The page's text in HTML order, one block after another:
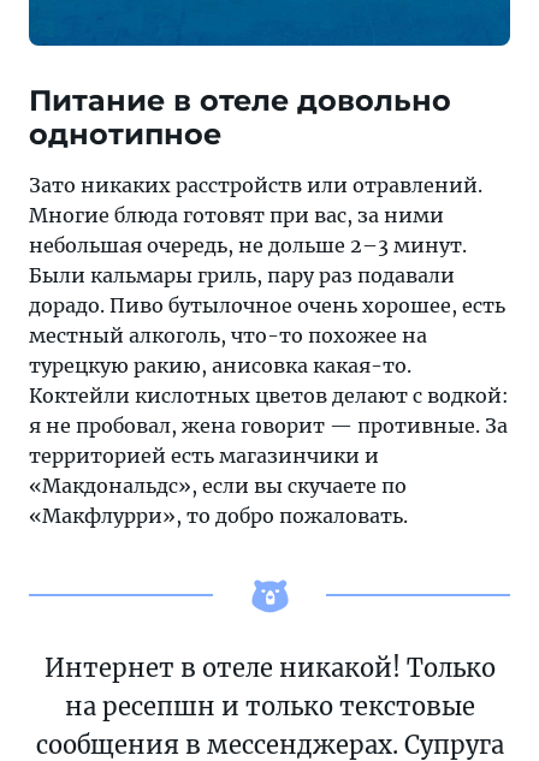
Питание в отеле довольно
однотипное
Зато никаких расстройств или отравлений.
Многие блюда готовят при вас, за ними
небольшая очередь, не дольше 2–3 минут.
Были кальмары гриль, пару раз подавали
дорадо. Пиво бутылочное очень хорошее, есть
местный алкоголь, что-то похожее на
турецкую ракию, анисовка какая-то.
Коктейли кислотных цветов делают с водкой:
я не пробовал, жена говорит — противные. За
территорией есть магазинчики и
«Макдональдс», если вы скучаете по
«Макфлурри», то добро пожаловать.
Интернет в отеле никакой! Только
на ресепшн и только текстовые
сообщения в мессенджерах. Супруга